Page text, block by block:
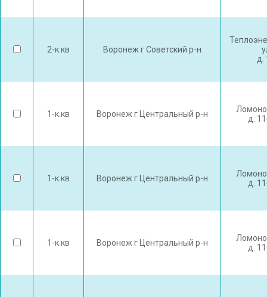
2-к.кв Воронеж г Советский р-н
д.
1-к.кв Воронеж г Центральный р-н
д.
1-к.кв Воронеж г Центральный р-н
д.
1-к.кв Воронеж г Центральный р-н
д.